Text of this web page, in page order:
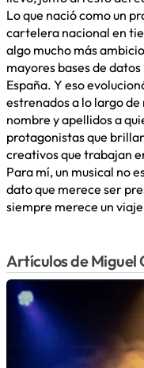
Lo que nació como un
cartelera nacional en
algo mucho más
mayores bases de
España. Y eso
estrenados a lo largo
nombre y apellidos a
protagonistas que
creativos que trabajan
Para mí, un musical no
dato que merece ser
siempre merece un
Artículos de Miguel